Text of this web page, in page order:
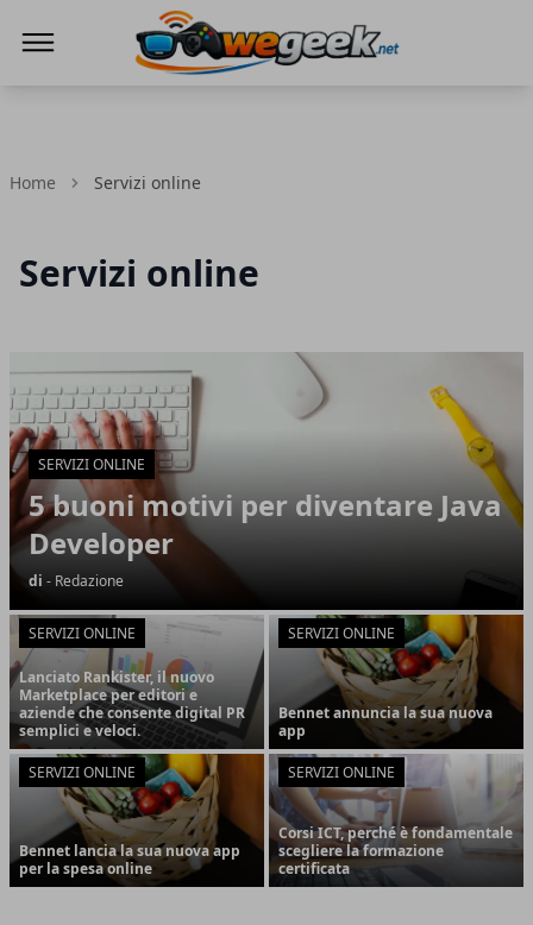
Home Servizi online
Servizi online
Articoli in Evidenza
SERVIZI ONLINE
5 buoni motivi per diventare Java
Developer
di - Redazione
SERVIZI ONLINE
Lanciato Rankister, il nuovo
Marketplace per editori e
aziende che consente digital PR
semplici e veloci.
SERVIZI ONLINE
Bennet annuncia la sua nuova
app
SERVIZI ONLINE
Bennet lancia la sua nuova app
per la spesa online
SERVIZI ONLINE
Corsi ICT, perché è fondamentale
scegliere la formazione
certificata